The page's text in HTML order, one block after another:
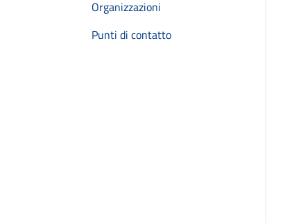
Organizzazioni
Punti di contatto